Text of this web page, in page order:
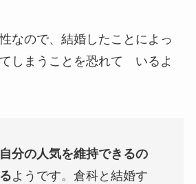
なので、結婚したことによっ
しまうことを恐れて いるよ
分の人気を維持できるの
ようです。倉科と結婚す